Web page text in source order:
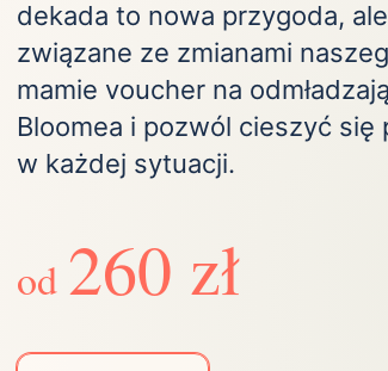
(21) Zobacz wszystkie
Bydgoszcz
Ciechocinek
Kraków
dekada to nowa przygoda,
związane ze zmianami
mamie voucher na
Bloomea i pozwól cieszyć
w każdej sytuacji.
od 260 zł